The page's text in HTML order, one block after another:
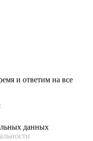
и ответим на все
данных